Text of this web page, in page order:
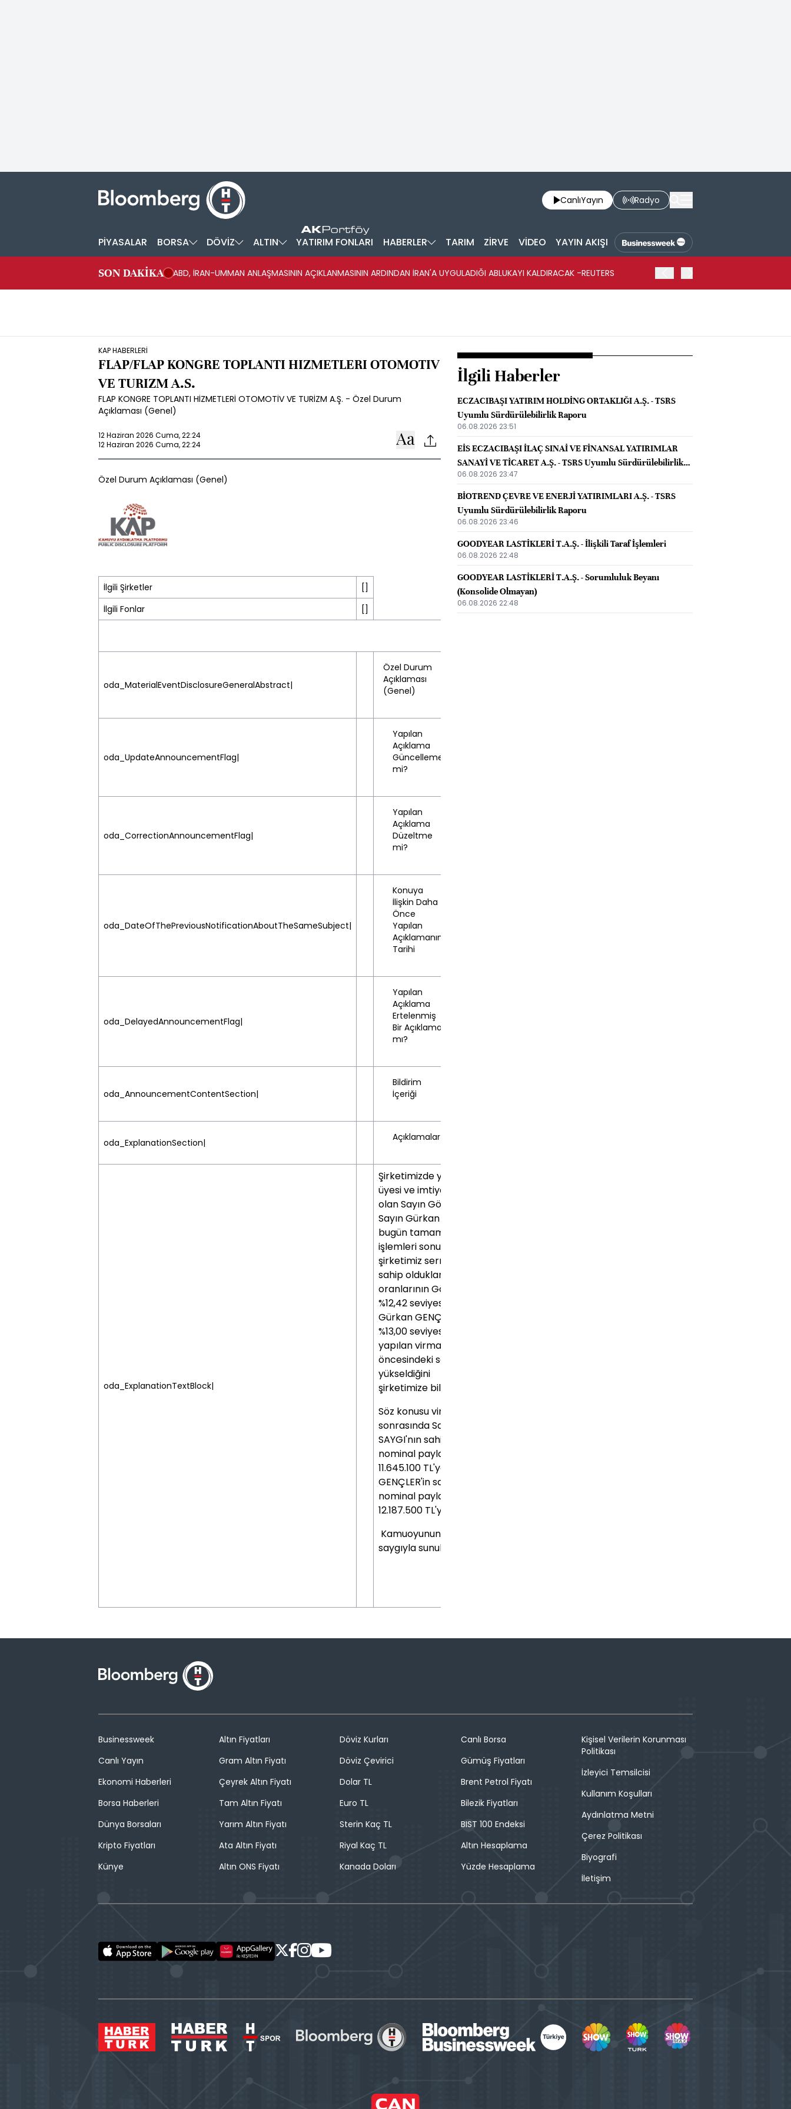
CanlıYayın Radyo
PİYASALAR BORSA DÖVİZ ALTIN YATIRIM FONLARI HABERLER TARIM ZİRVE VİDEO YAYIN AKIŞI
SON DAKİKA ABD, İRAN-UMMAN ANLAŞMASININ AÇIKLANMASININ ARDINDAN İRAN'A UYGULADIĞI ABLUKAYI KALDIRACAK -REUTERS
KAP HABERLERİ
FLAP/FLAP KONGRE TOPLANTI HIZMETLERI OTOMOTIV
VE TURIZM A.S.
FLAP KONGRE TOPLANTI HİZMETLERİ OTOMOTİV VE TURİZM A.Ş. - Özel Durum
Açıklaması (Genel)
12 Haziran 2026 Cuma, 22:24
12 Haziran 2026 Cuma, 22:24
Özel Durum Açıklaması (Genel)
İlgili Şirketler
[]
İlgili Fonlar
[]
oda_MaterialEventDisclosureGeneralAbstract|
Özel Durum
Açıklaması
(Genel)
oda_UpdateAnnouncementFlag|
Yapılan
Açıklama
Güncelleme
mi?
oda_CorrectionAnnouncementFlag|
Yapılan
Açıklama
Düzeltme
mi?
oda_DateOfThePreviousNotificationAboutTheSameSubject|
Konuya
İlişkin Daha
Önce
Yapılan
Açıklamanın
Tarihi
oda_DelayedAnnouncementFlag|
Yapılan
Açıklama
Ertelenmiş
Bir Açıklama
mı?
oda_AnnouncementContentSection|
Bildirim
İçeriği
oda_ExplanationSection| Açıklamalar
oda_ExplanationTextBlock|
Şirketimizde yönetim kurulu
üyesi ve imtiyazlı pay sahibi
olan Sayın Gökhan SAYGI ve
Sayın Gürkan GENÇLER,
bugün tamamlanan virman
işlemleri sonucunda,
şirketimiz sermayesinde
sahip oldukları pay
oranlarının Gökhan SAYGI için
%12,42 seviyesine, Sayın
Gürkan GENÇLER için ise
%13,00 seviyesine (daha önce
yapılan virman işlemleri
öncesindeki seviyeye)
yükseldiğini
şirketimize bildirmişlerdir.
Söz konusu virman işlemleri
sonrasında Sayın Gökhan
SAYGI'nın sahip olduğu
nominal paylar toplamı
11.645.100 TL'ye, Sayın Gürkan
GENÇLER'in sahip olduğu
nominal paylar toplamı
12.187.500 TL'ye ulaşmıştır.
Kamuoyunun bilgisine
saygıyla sunulur.
İlgili Haberler
ECZACIBAŞI YATIRIM HOLDİNG ORTAKLIĞI A.Ş. - TSRS
Uyumlu Sürdürülebilirlik Raporu
06.08.2026 23:51
EİS ECZACIBAŞI İLAÇ SINAİ VE FİNANSAL YATIRIMLAR
SANAYİ VE TİCARET A.Ş. - TSRS Uyumlu Sürdürülebilirlik
Raporu
06.08.2026 23:47
BİOTREND ÇEVRE VE ENERJİ YATIRIMLARI A.Ş. - TSRS
Uyumlu Sürdürülebilirlik Raporu
06.08.2026 23:46
GOODYEAR LASTİKLERİ T.A.Ş. - İlişkili Taraf İşlemleri
06.08.2026 22:48
GOODYEAR LASTİKLERİ T.A.Ş. - Sorumluluk Beyanı
(Konsolide Olmayan)
06.08.2026 22:48
Businessweek
Canlı Yayın
Ekonomi Haberleri
Borsa Haberleri
Dünya Borsaları
Kripto Fiyatları
Künye
Altın Fiyatları
Gram Altın Fiyatı
Çeyrek Altın Fiyatı
Tam Altın Fiyatı
Yarım Altın Fiyatı
Ata Altın Fiyatı
Altın ONS Fiyatı
Döviz Kurları
Döviz Çevirici
Dolar TL
Euro TL
Sterin Kaç TL
Riyal Kaç TL
Kanada Doları
Canlı Borsa
Gümüş Fiyatları
Brent Petrol Fiyatı
Bilezik Fiyatları
BIST 100 Endeksi
Altın Hesaplama
Yüzde Hesaplama
Kişisel Verilerin Korunması
Politikası
İzleyici Temsilcisi
Kullanım Koşulları
Aydınlatma Metni
Çerez Politikası
Biyografi
İletişim